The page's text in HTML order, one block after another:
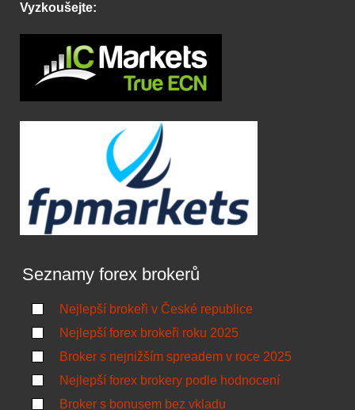
Vyzkoušejte:
Seznamy forex brokerů
Nejlepší brokeři v České republice
Nejlepší forex brokeři roku 2025
Broker s nejnižším spreadem v roce 2025
Nejlepší forex brokery podle hodnocení
Broker s bonusem bez vkladu